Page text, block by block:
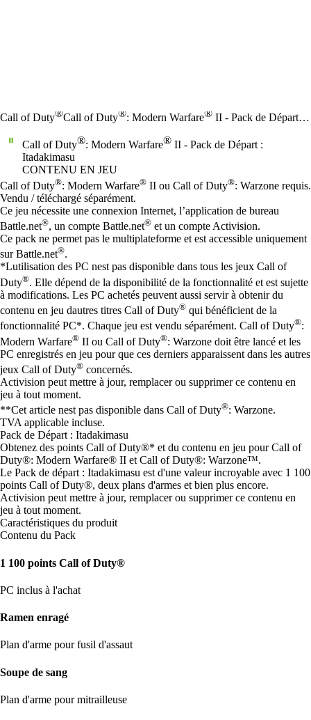
Call of Duty®Call of Duty®: Modern Warfare® II - Pack de Départ : Itadakimasu
Call of Duty®: Modern Warfare® II - Pack de Départ :
Itadakimasu
CONTENU EN JEU
Prix
Available actions
Call of Duty®: Modern Warfare® II ou Call of Duty®: Warzone requis.
Vendu / téléchargé séparément.
Ce jeu nécessite une connexion Internet, l’application de bureau
Battle.net®, un compte Battle.net® et un compte Activision.
Ce pack ne permet pas le multiplateforme et est accessible uniquement
sur Battle.net®.
*Lutilisation des PC nest pas disponible dans tous les jeux Call of
Duty®. Elle dépend de la disponibilité de la fonctionnalité et est sujette
à modifications. Les PC achetés peuvent aussi servir à obtenir du
contenu en jeu dautres titres Call of Duty® qui bénéficient de la
fonctionnalité PC*. Chaque jeu est vendu séparément. Call of Duty®:
Modern Warfare® II ou Call of Duty®: Warzone doit être lancé et les
PC enregistrés en jeu pour que ces derniers apparaissent dans les autres
jeux Call of Duty® concernés.
Activision peut mettre à jour, remplacer ou supprimer ce contenu en
jeu à tout moment.
**Cet article nest pas disponible dans Call of Duty®: Warzone.
TVA applicable incluse.
Pack de Départ : Itadakimasu
Obtenez des points Call of Duty®* et du contenu en jeu pour Call of
Duty®: Modern Warfare® II et Call of Duty®: Warzone™.
Le Pack de départ : Itadakimasu est d'une valeur incroyable avec 1 100
points Call of Duty®, deux plans d'armes et bien plus encore.
Activision peut mettre à jour, remplacer ou supprimer ce contenu en
jeu à tout moment.
Caractéristiques du produit
Contenu du Pack
1 100 points Call of Duty®
PC inclus à l'achat
Ramen enragé
Plan d'arme pour fusil d'assaut
Soupe de sang
Plan d'arme pour mitrailleuse